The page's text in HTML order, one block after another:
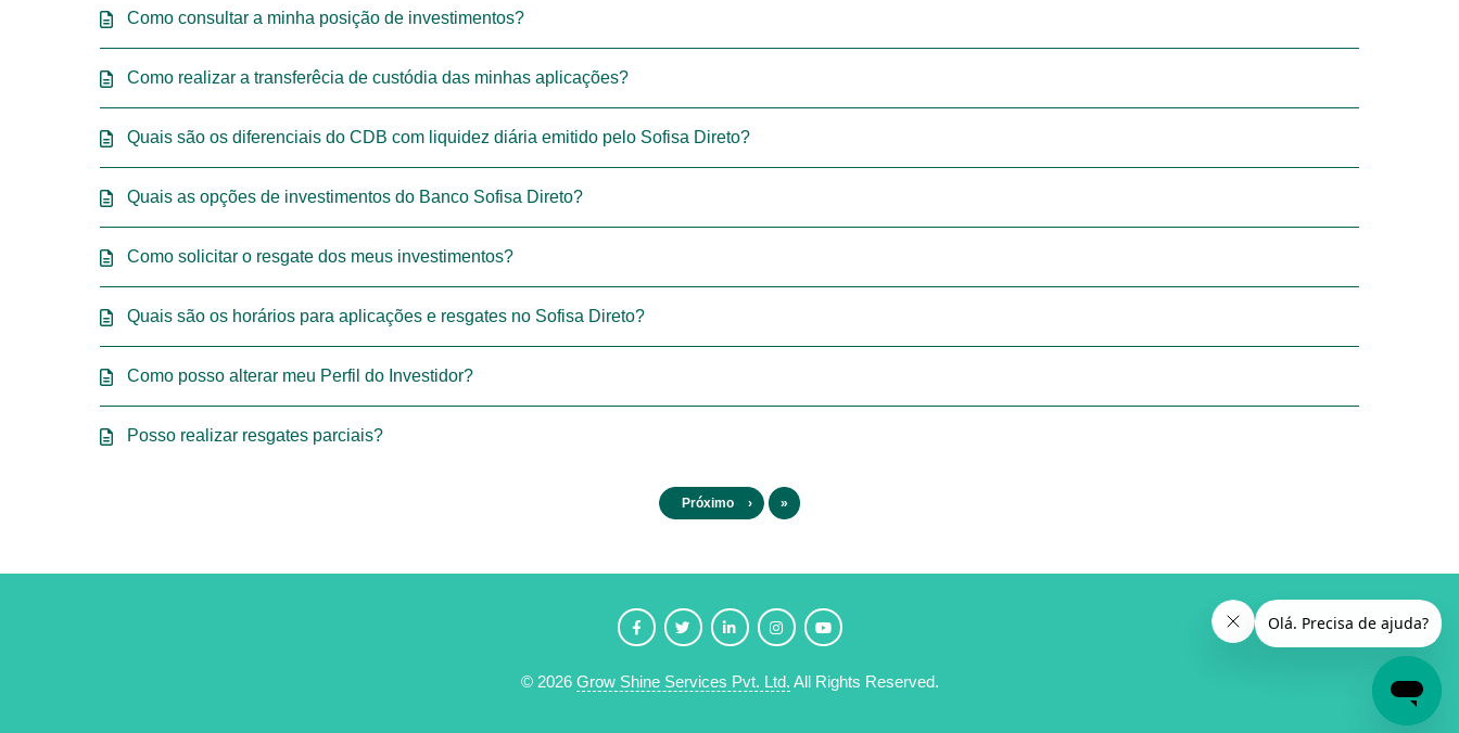
Como consultar a minha posição de investimentos?
Como realizar a transferêcia de custódia das minhas aplicações?
Quais são os diferenciais do CDB com liquidez diária emitido pelo Sofisa Direto?
Quais as opções de investimentos do Banco Sofisa Direto?
Como solicitar o resgate dos meus investimentos?
Quais são os horários para aplicações e resgates no Sofisa Direto?
Como posso alterar meu Perfil do Investidor?
Posso realizar resgates parciais?
Próximo › Último
»
© 2026 Grow Shine Services Pvt. Ltd. All Rights Reserved.